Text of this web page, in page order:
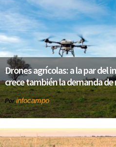
Drones agrícolas: a la par del
crece también la demanda
Porinfocampo